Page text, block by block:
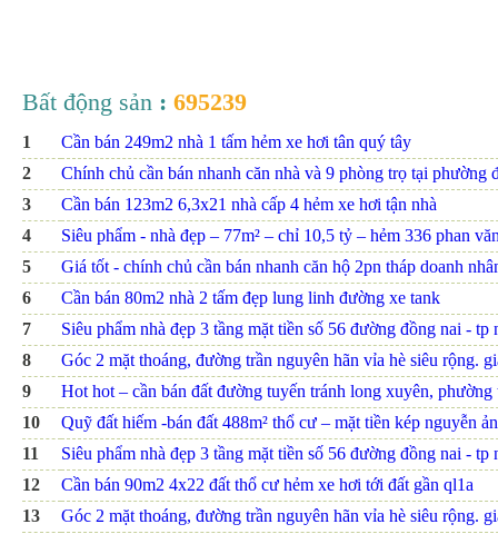
Bất động sản : 695239
1
Cần bán 249m2 nhà 1 tấm hẻm xe hơi tân quý tây
2
Chính chủ cần bán nhanh căn nhà và 9 phòng trọ tại phường
3
Cần bán 123m2 6,3x21 nhà cấp 4 hẻm xe hơi tận nhà
4
Siêu phẩm - nhà đẹp – 77m² – chỉ 10,5 tỷ – hẻm 336 phan
5
Giá tốt - chính chủ cần bán nhanh căn hộ 2pn tháp doanh
6
Cần bán 80m2 nhà 2 tấm đẹp lung linh đường xe tank
7
Siêu phẩm nhà đẹp 3 tầng mặt tiền số 56 đường đồng nai - tp
8
Góc 2 mặt thoáng, đường trần nguyên hãn vỉa hè siêu rộng.
9
Hot hot – cần bán đất đường tuyến tránh long xuyên, phường
10
Quỹ đất hiếm -bán đất 488m² thổ cư – mặt tiền kép nguyễn
11
Siêu phẩm nhà đẹp 3 tầng mặt tiền số 56 đường đồng nai - tp
12
Cần bán 90m2 4x22 đất thổ cư hẻm xe hơi tới đất gần ql1a
13
Góc 2 mặt thoáng, đường trần nguyên hãn vỉa hè siêu rộng.